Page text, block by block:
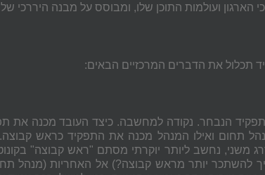
ועולמות התוכן שלו, ומבוסס על מבנה היררכי
תכלול את הדברים המרכזיים הבאים:
הנבחר. נקודה למחשבה. כיצד העובד מכנה את
תחום ואילו המנהל מכנה את התפקיד כראש
משני, נחשב ליותר יוקרתי מסתם "ראש קבוצה"
להשתכר יותר מראש קבוצה?) אל האחריות (מנהל